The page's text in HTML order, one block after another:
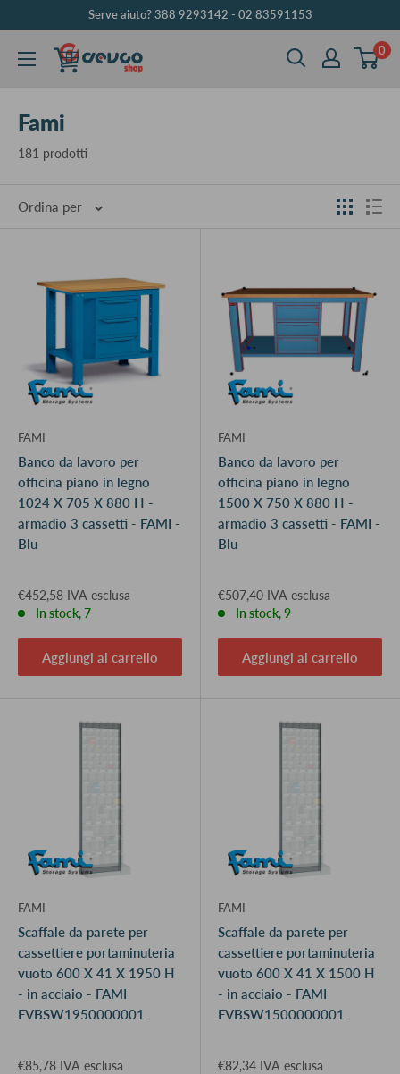
contenuto
Serve aiuto? 388 9293142 - 02 83591153
DEVCOshop 0
Fami
181 prodotti
Ordina per
FAMI
Banco da lavoro per
officina piano in legno
1024 X 705 X 880 H -
armadio 3 cassetti - FAMI -
Blu
€452,58 IVA esclusa
In stock, 7
Aggiungi al carrello
FAMI
Banco da lavoro per
officina piano in legno
1500 X 750 X 880 H -
armadio 3 cassetti - FAMI -
Blu
€507,40 IVA esclusa
In stock, 9
Aggiungi al carrello
FAMI
Scaffale da parete per
cassettiere portaminuteria
vuoto 600 X 41 X 1950 H
- in acciaio - FAMI
FVBSW1950000001
€85,78 IVA esclusa
FAMI
Scaffale da parete per
cassettiere portaminuteria
vuoto 600 X 41 X 1500 H
- in acciaio - FAMI
FVBSW1500000001
€82,34 IVA esclusa